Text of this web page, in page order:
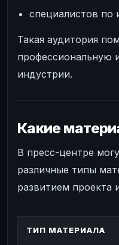
специалистов по
Такая аудитория
профессиональную
индустрии.
Какие
В пресс-центре
различные типы
развитием проекта
ТИП МАТЕРИАЛА